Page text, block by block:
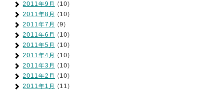
2011年9月 (10)
2011年8月 (10)
2011年7月 (9)
2011年6月 (10)
2011年5月 (10)
2011年4月 (10)
2011年3月 (10)
2011年2月 (10)
2011年1月 (11)